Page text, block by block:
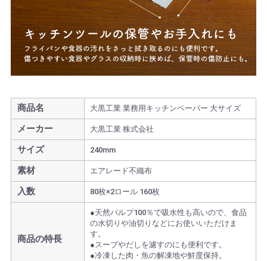
商品名 大黒工業 業務用キッチンペーパー 大サイズ
メーカー 大黒工業 株式会社
サイズ 240mm
素材 エアレード不織布
入数 80枚×2ロール 160枚
商品の特長
●天然パルプ100％で吸水性も高いので、食品
の水切りや油切りなどにお使いいただけま
す。
●スープやだしを濾すのにも便利です。
●冷凍した肉・魚の解凍地や鮮度保持。